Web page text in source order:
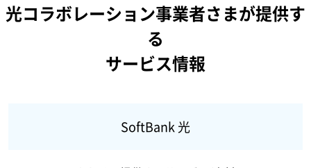
光コラボレーション事業者さまが提供す
る
サービス情報
SoftBank 光